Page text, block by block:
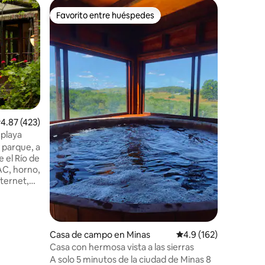
promedio: 4.87 de 5, 423 reseñas
4.87 (423)
a
el Río de
horno,
de
Favorito entre huéspedes
Favorito entre huéspedes
Casa de campo en Minas Calificación
4.9 (162)
Casa con hermosa vista a las sierras
A solo 5 minutos de la ciudad de Minas 8